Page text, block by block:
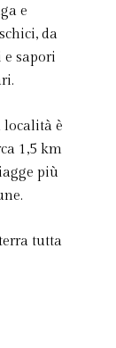
e
da
sapori
località è
1,5 km
più
tutta